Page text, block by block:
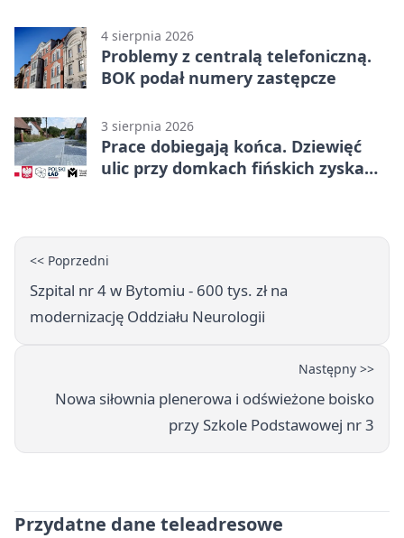
4 sierpnia 2026
Problemy z centralą telefoniczną.
BOK podał numery zastępcze
3 sierpnia 2026
Prace dobiegają końca. Dziewięć
ulic przy domkach fińskich zyska
<< Poprzedni
Szpital nr 4 w Bytomiu - 600 tys. zł na
modernizację Oddziału Neurologii
Następny >>
Nowa siłownia plenerowa i odświeżone boisko
przy Szkole Podstawowej nr 3
Przydatne dane teleadresowe